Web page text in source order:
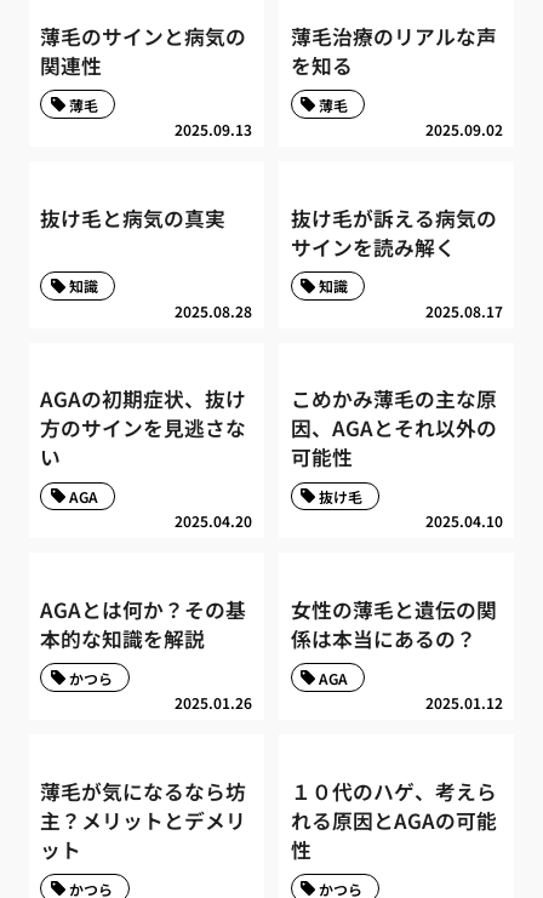
薄毛のサインと病気の
関連性
2025.09.13
薄毛
薄毛治療のリアルな声
を知る
2025.09.02
薄毛
抜け毛と病気の真実
2025.08.28
知識
抜け毛が訴える病気の
サインを読み解く
2025.08.17
知識
AGAの初期症状、抜け
方のサインを見逃さな
い
2025.04.20
AGA
こめかみ薄毛の主な原
因、AGAとそれ以外の
可能性
2025.04.10
抜け毛
AGAとは何か？その基
本的な知識を解説
2025.01.26
かつら
女性の薄毛と遺伝の関
係は本当にあるの？
2025.01.12
AGA
薄毛が気になるなら坊
主？メリットとデメリ
ット
かつら
１０代のハゲ、考えら
れる原因とAGAの可能
性
かつら